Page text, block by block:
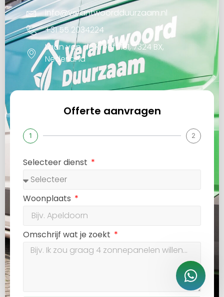
info@verantwoordduurzaam.nl
+31 55 2034224
Laan van de Kreeft 181, 7324 BX,
Nederland
Offerte aanvragen
1 2
Selecteer dienst
Woonplaats
Omschrijf wat je zoekt